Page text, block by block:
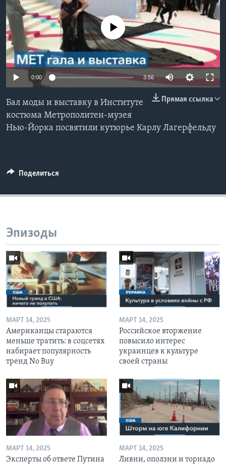
Learning English
СОЦИАЛЬНЫЕ СЕТИ
No media source currently available
0:00 3:56
Прямая ссылка
Бал моды и выставку в Институте
костюма Метрополитен-музея
Нью-Йорка посвятили кутюрье Карлу Лагерфельду
Поделиться
Эпизоды
МАРТ 14, 2025
Американцы стараются
меньше тратить: в соцсетях
набирает популярность
тренд No Buy
МАРТ 14, 2025
Российское вторжение
повысило интерес
украинцев к культуре
своей страны
МАРТ 14, 2025
Эксперты об ответе Путина
МАРТ 14, 2025
Ливни, оползни и торнадо